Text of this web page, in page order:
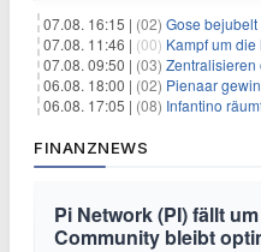
07.08. 16:15 | (02) Gose bejubelt
07.08. 11:46 | (00) Kampf um die
07.08. 09:50 | (03) Zentralisieren
06.08. 18:00 | (02) Pienaar
06.08. 17:05 | (08) Infantino räumt
FINANZNEWS
Pi Network (PI) fällt
Community bleibt